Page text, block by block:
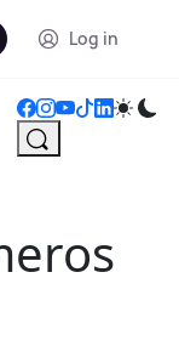
Log in